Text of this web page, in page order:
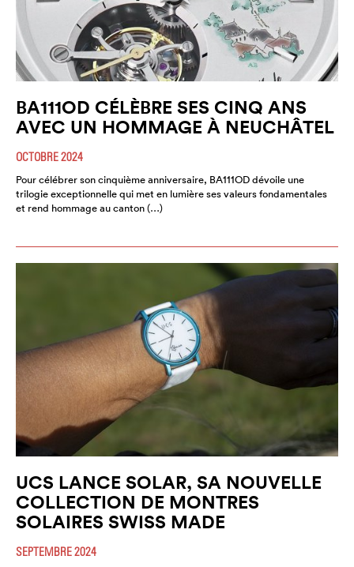
BA111OD CÉLÈBRE SES CINQ ANS
AVEC UN HOMMAGE À NEUCHÂTEL
OCTOBRE 2024
Pour célébrer son cinquième anniversaire, BA111OD dévoile une
trilogie exceptionnelle qui met en lumière ses valeurs fondamentales
et rend hommage au canton (…)
UCS LANCE SOLAR, SA NOUVELLE
COLLECTION DE MONTRES
SOLAIRES SWISS MADE
SEPTEMBRE 2024